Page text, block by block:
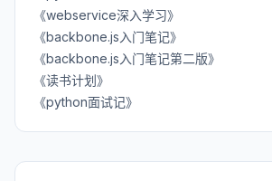
《webservice深入学习》
《backbone.js入门笔记》
《backbone.js入门笔记第二版》
《读书计划》
《python面试记》